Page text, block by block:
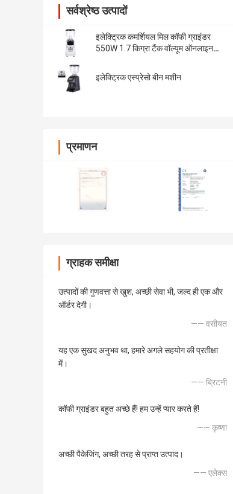
सर्वश्रेष्ठ उत्पादों
इलेक्ट्रिक कमर्शियल मिल कॉफी ग्राइंडर
550W 1.7 किग्रा टैंक वॉल्यूम ऑनलाइन
इलेक्ट्रिक एस्प्रेसो बीन मशीन
प्रमाणन
ग्राहक समीक्षा
उत्पादों की गुणवत्ता से खुश, अच्छी सेवा भी, जल्द ही एक और
ऑर्डर देगी।
—— वसीयत
यह एक सुखद अनुभव था, हमारे अगले सहयोग की प्रतीक्षा
में।
—— ब्रिटनी
कॉफी ग्राइंडर बहुत अच्छे हैं! हम उन्हें प्यार करते हैं!
—— कृष्णा
अच्छी पैकेजिंग, अच्छी तरह से प्राप्त उत्पाद।
—— एलेक्स